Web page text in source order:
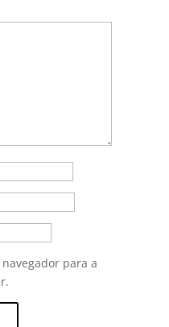
para a